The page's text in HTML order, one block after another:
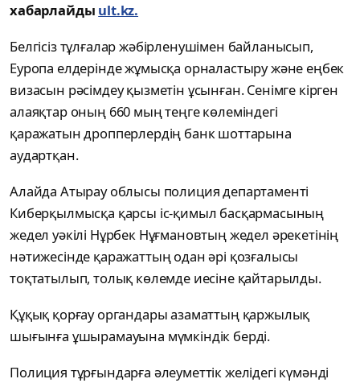
хабарлайды ult.kz.
Белгісіз тұлғалар жәбірленушімен байланысып,
Еуропа елдерінде жұмысқа орналастыру және еңбек
визасын рәсімдеу қызметін ұсынған. Сенімге кірген
алаяқтар оның 660 мың теңге көлеміндегі
қаражатын дропперлердің банк шоттарына
аудартқан.
Алайда Атырау облысы полиция департаменті
Киберқылмысқа қарсы іс-қимыл басқармасының
жедел уәкілі Нұрбек Нұғмановтың жедел әрекетінің
нәтижесінде қаражаттың одан әрі қозғалысы
тоқтатылып, толық көлемде иесіне қайтарылды.
Құқық қорғау органдары азаматтың қаржылық
шығынға ұшырамауына мүмкіндік берді.
Полиция тұрғындарға әлеуметтік желідегі күмәнді